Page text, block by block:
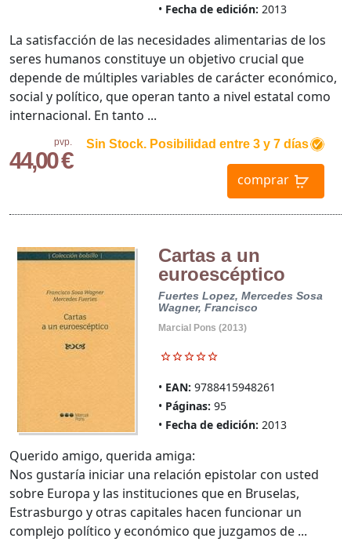
Fecha de edición: 2013
pvp.
44,00 €
Sin Stock. Posibilidad entre 3 y 7 días
comprar
La satisfacción de las necesidades alimentarias de los
seres humanos constituye un objetivo crucial que
depende de múltiples variables de carácter económico,
social y político, que operan tanto a nivel estatal como
internacional. En tanto ...
Cartas a un
euroescéptico
Fuertes Lopez, Mercedes Sosa
Wagner, Francisco
Marcial Pons (2013)
EAN: 9788415948261
Páginas: 95
Fecha de edición: 2013
Querido amigo, querida amiga:
Nos gustaría iniciar una relación epistolar con usted
sobre Europa y las instituciones que en Bruselas,
Estrasburgo y otras capitales hacen funcionar un
complejo político y económico que juzgamos de ...